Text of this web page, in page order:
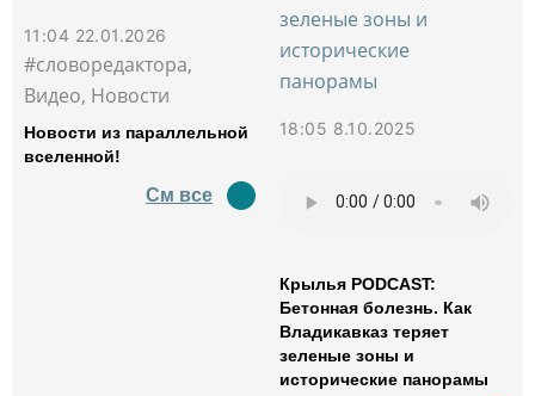
11:04 22.01.2026
#словоредактора,
Видео, Новости
Новости из параллельной
вселенной!
См все
18:05 8.10.2025
Крылья PODCAST:
Бетонная болезнь. Как
Владикавказ теряет
зеленые зоны и
исторические панорамы